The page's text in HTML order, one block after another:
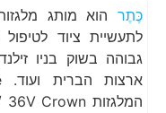
כֶּתֶר הוא מותג
גבוהה בשוק בניו